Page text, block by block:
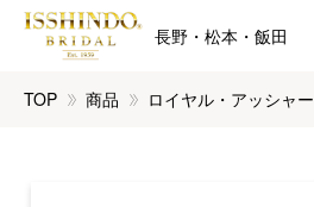
長野・松本・飯田
TOP 商品 ロイヤル・アッシャー